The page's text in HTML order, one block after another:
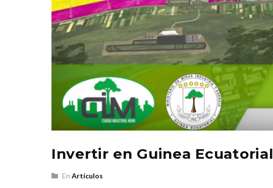
Invertir en Guinea Ecuatorial
En Artículos